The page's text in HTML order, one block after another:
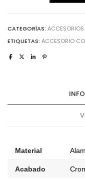
mm
cantidad
CATEGORÍAS:
ETIQUETAS: ACCESORIO
Material
Acabado